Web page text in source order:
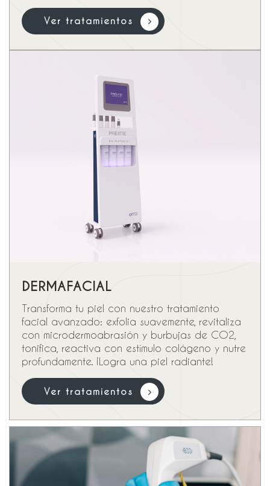
Ver tratamientos
DERMAFACIAL
Transforma tu piel con nuestro tratamiento
facial avanzado: exfolia suavemente, revitaliza
con microdermoabrasión y burbujas de CO2,
tonifica, reactiva con estímulo colágeno y nutre
profundamente. ¡Logra una piel radiante!
Ver tratamientos